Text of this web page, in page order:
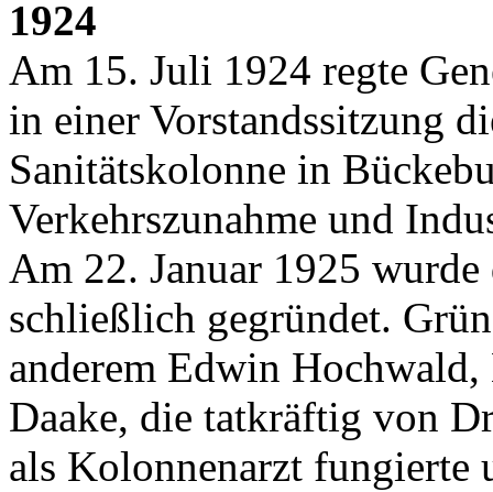
1924
Am 15. Juli 1924 regte
in einer Vorstandssitzung
Sanitätskolonne in
Verkehrszunahme und
Am 22. Januar 1925
schließlich gegründet.
anderem Edwin
Daake, die tatkräftig von
als Kolonnenarzt fungierte